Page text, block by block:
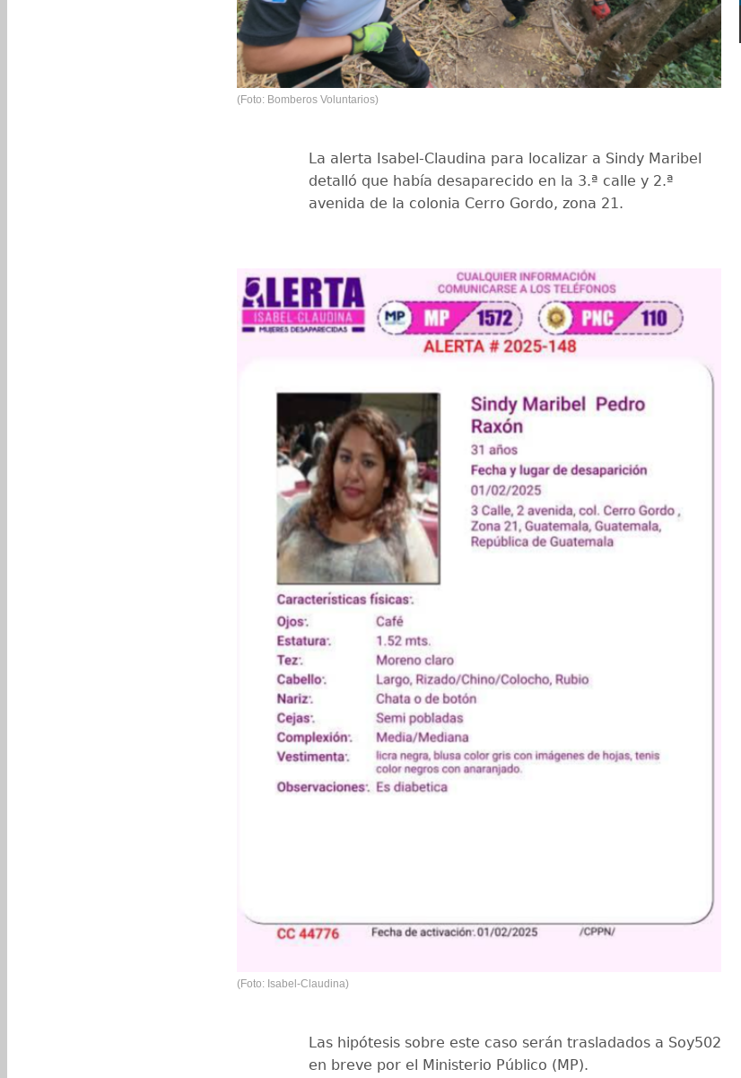
(Foto: Bomberos Voluntarios)
La alerta Isabel-Claudina para localizar a Sindy Maribel
detalló que había desaparecido en la 3.ª calle y 2.ª
avenida de la colonia Cerro Gordo, zona 21.
(Foto: Isabel-Claudina)
Las hipótesis sobre este caso serán trasladados a Soy502
en breve por el Ministerio Público (MP).